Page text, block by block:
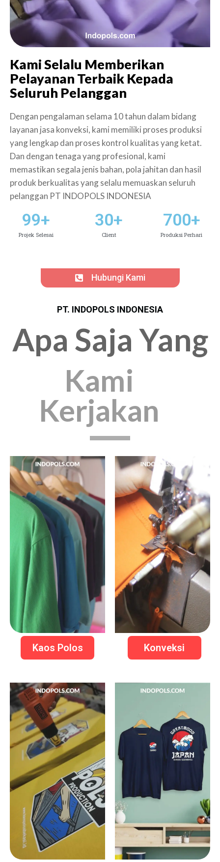
Kami Selalu Memberikan
Pelayanan Terbaik Kepada
Seluruh Pelanggan
Dengan pengalaman selama 10 tahun dalam bidang
layanan jasa konveksi, kami memiliki proses produksi
yang lengkap dan proses kontrol kualitas yang ketat.
Dan dengan tenaga yang profesional, kami
memastikan segala jenis bahan, pola jahitan dan hasil
produk berkualitas yang selalu memuaskan seluruh
pelanggan PT INDOPOLS INDONESIA
Hubungi Kami
99+
Projek Selesai
30+
Client
700+
Produksi Perhari
PT. INDOPOLS INDONESIA
Apa Saja Yang
Kami
Kerjakan
Kaos Polos Konveksi